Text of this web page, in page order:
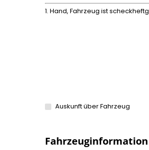
1. Hand, Fahrzeug ist
Auskunft über Fahrzeug
Fahrzeuginformation